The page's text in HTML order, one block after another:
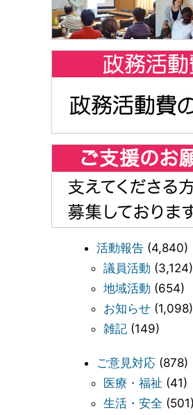
活動報告 (4,840)
議員活動 (3,124)
地域活動 (654)
お知らせ (1,098)
雑記 (149)
ご意見対応 (878)
医療・福祉 (41)
生活・安全 (501)